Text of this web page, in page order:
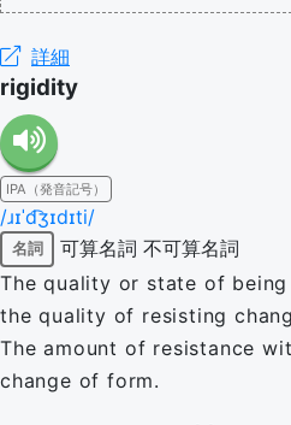
詳細
rigidity
IPA（発音記号）
/ɹɪˈd͡ʒɪdɪti/
名詞 可算名詞 不可算名詞
The quality or state of
the quality of resisting
The amount of resistance
change of form.